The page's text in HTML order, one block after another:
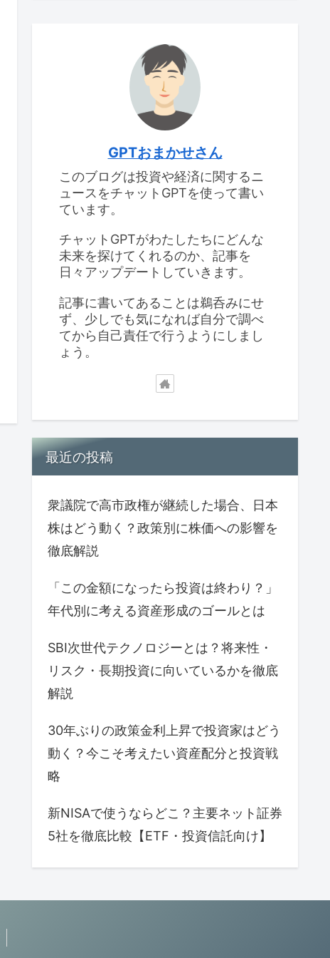
GPTおまかせさん
このブログは投資や経済に関するニ
ュースをチャットGPTを使って書い
ています。
チャットGPTがわたしたちにどんな
未来を探けてくれるのか、記事を
日々アップデートしていきます。
記事に書いてあることは鵜呑みにせ
ず、少しでも気になれば自分で調べ
てから自己責任で行うようにしまし
ょう。
最近の投稿
衆議院で高市政権が継続した場合、日本
株はどう動く？政策別に株価への影響を
徹底解説
「この金額になったら投資は終わり？」
年代別に考える資産形成のゴールとは
SBI次世代テクノロジーとは？将来性・
リスク・長期投資に向いているかを徹底
解説
30年ぶりの政策金利上昇で投資家はどう
動く？今こそ考えたい資産配分と投資戦
略
新NISAで使うならどこ？主要ネット証券
5社を徹底比較【ETF・投資信託向け】